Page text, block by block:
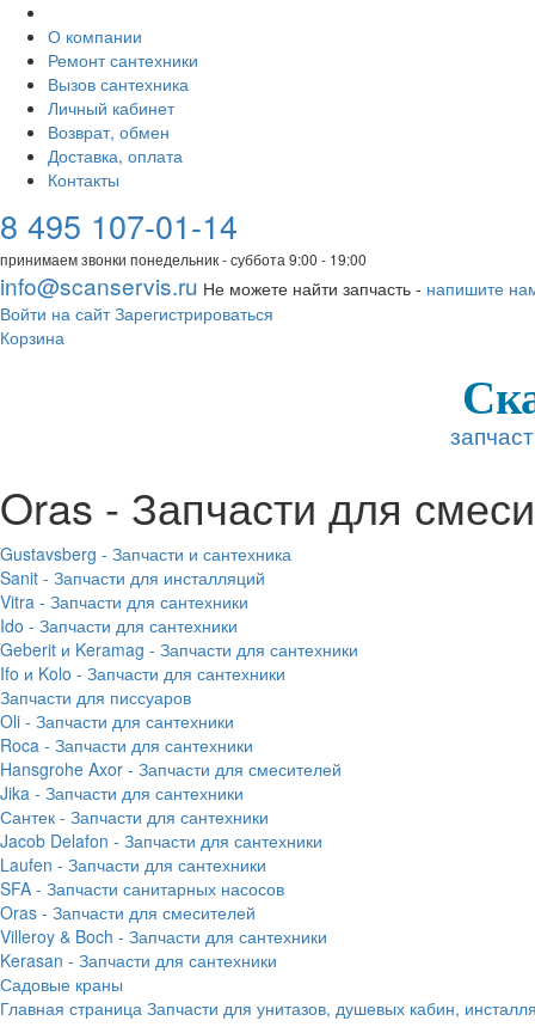
О компании
Ремонт сантехники
Вызов сантехника
Личный кабинет
Возврат, обмен
Доставка, оплата
Контакты
8 495 107-01-14
принимаем звонки понедельник - суббота 9:00 - 19:00
info@scanservis.ru Не можете найти запчасть - напишите
Войти на сайт Зарегистрироваться
Корзина
Oras - Запчасти для
Gustavsberg - Запчасти и сантехника
Sanit - Запчасти для инсталляций
Vitra - Запчасти для сантехники
Ido - Запчасти для сантехники
Geberit и Keramag - Запчасти для сантехники
Ifo и Kolo - Запчасти для сантехники
Запчасти для писсуаров
Oli - Запчасти для сантехники
Roca - Запчасти для сантехники
Hansgrohe Axor - Запчасти для смесителей
Jika - Запчасти для сантехники
Сантек - Запчасти для сантехники
Jacob Delafon - Запчасти для сантехники
Laufen - Запчасти для сантехники
SFA - Запчасти санитарных насосов
Oras - Запчасти для смесителей
Villeroy & Boch - Запчасти для сантехники
Kerasan - Запчасти для сантехники
Садовые краны
Главная страница Запчасти для унитазов, душевых кабин,